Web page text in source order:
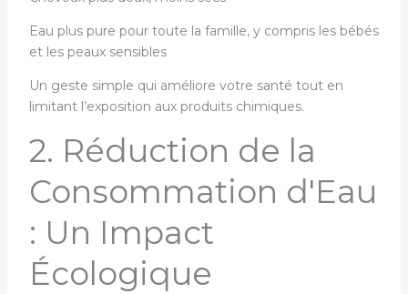
Eau plus pure pour toute la famille, y compris les bébés
et les peaux sensibles
Un geste simple qui améliore votre santé tout en
limitant l’exposition aux produits chimiques.
2. Réduction de la
Consommation d'Eau
: Un Impact
Écologique